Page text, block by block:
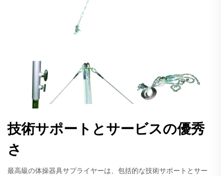
技術サポートとサービスの優秀
さ
最高級の体操器具サプライヤーは、包括的な技術サポートとサー